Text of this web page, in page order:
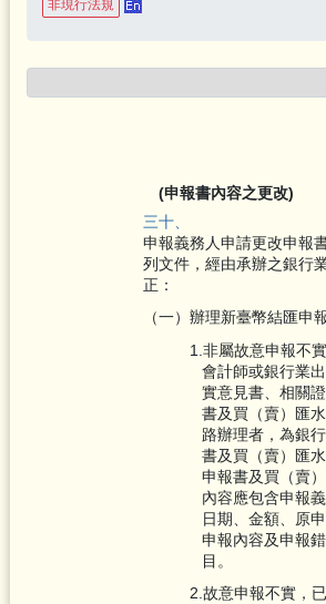
非現行法規
(申報書內容之更改)
三十、
申報義務人申請更改申報
列文件，經由承辦之銀行
正：
（一）辦理新臺幣結匯申
1.非屬故意申報不
會計師或銀行業
實意見書、相關
書及買（賣）匯
路辦理者，為銀
書及買（賣）匯
申報書及買（賣
內容應包含申報
日期、金額、原
申報內容及申報
目。
2.故意申報不實，